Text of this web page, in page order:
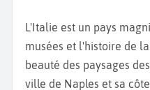
la ville que vous
bâtie en roche
de la ville. Selon une
L'Italie est un pays
musées et l'histoire de
beauté des paysages
ville de Naples et sa